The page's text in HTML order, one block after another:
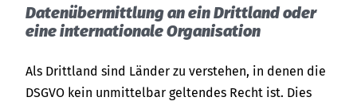
Datenübermittlung an ein Drittland oder
eine internationale Organisation
Als Drittland sind Länder zu verstehen, in denen die
DSGVO kein unmittelbar geltendes Recht ist. Dies